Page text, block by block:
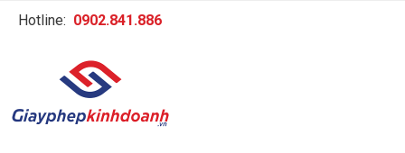
Hotline: 0902.841.886